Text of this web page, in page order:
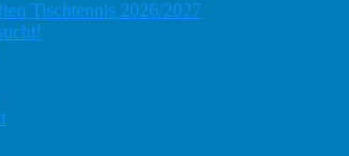
Tischtennis 2026/2027